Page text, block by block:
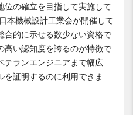
位の確立を目指して実施して
本機械設計工業会が開催して
合的に示せる数少ない資格で
高い認知度を誇るのが特徴で
テランエンジニアまで幅広
を証明するのに利用できま